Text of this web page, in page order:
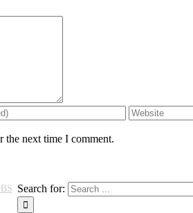
the next time I comment.
Search for: